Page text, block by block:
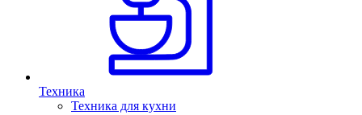
Техника
Техника для кухни